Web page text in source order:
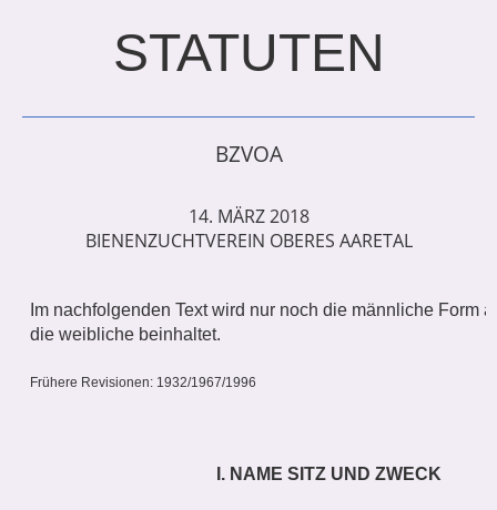
STATUTEN
BZVOA
14. MÄRZ 2018
BIENENZUCHTVEREIN OBERES AARETAL
Im nachfolgenden Text wird nur noch die männliche Form
die weibliche beinhaltet.
Frühere Revisionen: 1932/1967/1996
I. NAME SITZ UND ZWECK